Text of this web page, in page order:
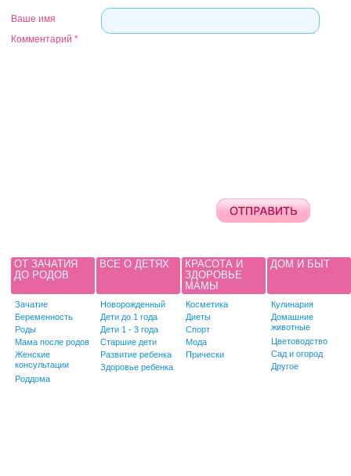
Ваше имя
Комментарий *
ОТ ЗАЧАТИЯ
ДО РОДОВ
Зачатие
Беременность
Роды
Мама после родов
Женские
консультации
Роддома
ВСЕ О ДЕТЯХ
Новорожденный
Дети до 1 года
Дети 1 - 3 года
Старшие дети
Развитие ребенка
Здоровье ребенка
КРАСОТА И
ЗДОРОВЬЕ
МАМЫ
Косметика
Диеты
Спорт
Мода
Прически
ДОМ И БЫТ
Кулинария
Домашние
животные
Цветоводство
Сад и огород
Другое